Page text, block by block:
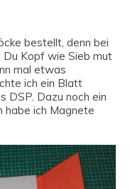
bestellt, denn bei
Du Kopf wie Sieb mut
mal etwas
ich ein Blatt
DSP. Dazu noch ein
habe ich Magnete